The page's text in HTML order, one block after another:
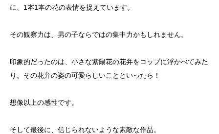
に、1本1本の花の表情を捉えています。
その観察力は、男の子ならではの集中力かもしれません。
印象的だったのは、小さな紫陽花の花弁をコップに浮かべてみた
り。その花弁の姿の可愛らしいことといったら！
想像以上の感性です。
そして最後に、信じられないような素敵な作品。